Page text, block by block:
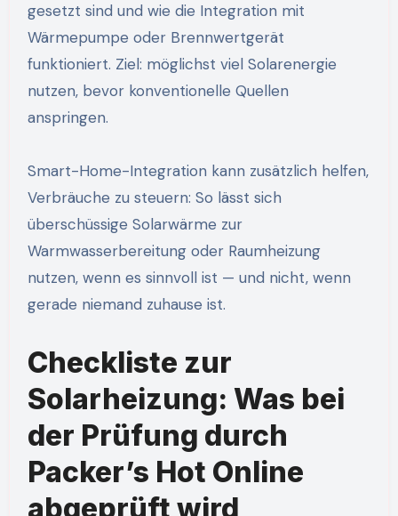
gesetzt sind und wie die Integration mit
Wärmepumpe oder Brennwertgerät
funktioniert. Ziel: möglichst viel Solarenergie
nutzen, bevor konventionelle Quellen
anspringen.
Smart-Home-Integration kann zusätzlich helfen,
Verbräuche zu steuern: So lässt sich
überschüssige Solarwärme zur
Warmwasserbereitung oder Raumheizung
nutzen, wenn es sinnvoll ist — und nicht, wenn
gerade niemand zuhause ist.
Checkliste zur
Solarheizung: Was bei
der Prüfung durch
Packer’s Hot Online
abgeprüft wird